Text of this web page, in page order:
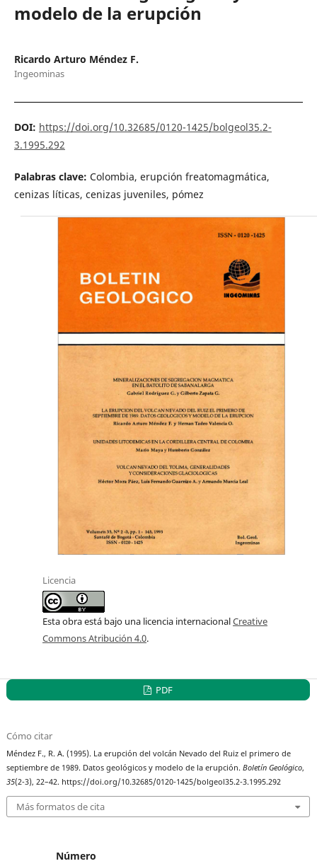
modelo de la erupción
Ricardo Arturo Méndez F.
Ingeominas
DOI: https://doi.org/10.32685/0120-1425/bolgeol35.2-
3.1995.292
Palabras clave: Colombia, erupción freatomagmática,
cenizas líticas, cenizas juveniles, pómez
Licencia
Esta obra está bajo una licencia internacionalCreative
Commons Atribución 4.0.
PDF
Cómo citar
Méndez F., R. A. (1995). La erupción del volcán Nevado del Ruiz el primero de
septiembre de 1989. Datos geológicos y modelo de la erupción.Boletín Geológico,
35(2-3), 22–42. https://doi.org/10.32685/0120-1425/bolgeol35.2-3.1995.292
Más formatos de cita
Número